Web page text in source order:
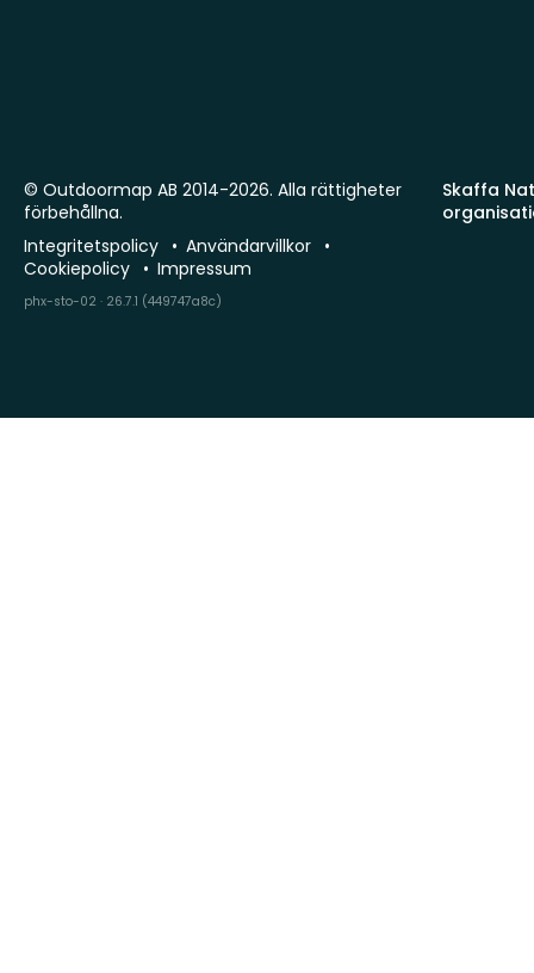
Skaffa
© Outdoormap AB 2014-2026. Alla rättigheter
förbehållna.
Integritetspolicy
Användarvillkor
Cookiepolicy
Impressum
phx-sto-02 · 26.7.1 (449747a8c)